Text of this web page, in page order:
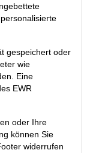
Aktie
gespeichert oder
wie
Eine
EWR
oder Ihre
können Sie
widerrufen